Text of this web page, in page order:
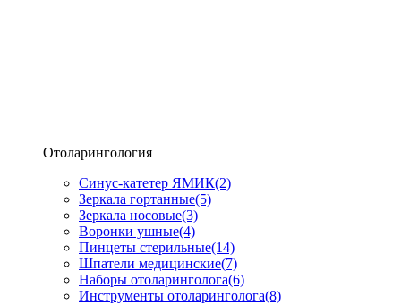
Отоларингология
Синус-катетер ЯМИК(2)
Зеркала гортанные(5)
Зеркала носовые(3)
Воронки ушные(4)
Пинцеты стерильные(14)
Шпатели медицинские(7)
Наборы отоларинголога(6)
Инструменты отоларинголога(8)